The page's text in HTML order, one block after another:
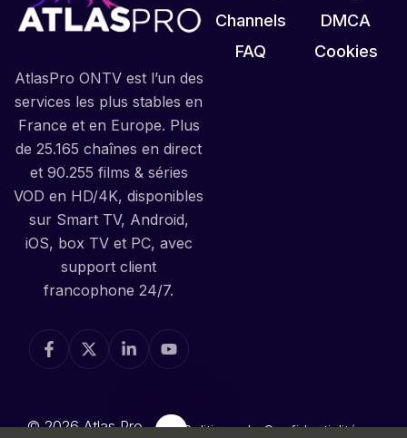
AtlasPro ONTV est l’un des
services les plus stables en
France et en Europe. Plus
de 25.165 chaînes en direct
et 90.255 films & séries
VOD en HD/4K, disponibles
sur Smart TV, Android,
iOS, box TV et PC, avec
support client
francophone 24/7.
Channels
FAQ
DMCA
Cookies
© 2026 Atlas Pro Politique de Confidentialité